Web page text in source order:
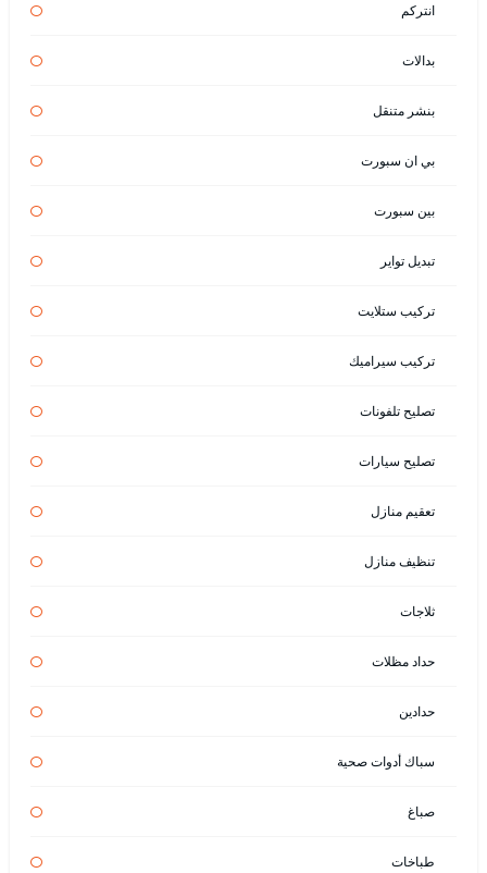
انتركم
بدالات
بنشر متنقل
بي ان سبورت
بين سبورت
تبديل تواير
تركيب ستلايت
تركيب سيراميك
تصليح تلفونات
تصليح سيارات
تعقيم منازل
تنظيف منازل
ثلاجات
حداد مظلات
حدادين
سباك أدوات صحية
صباغ
طباخات